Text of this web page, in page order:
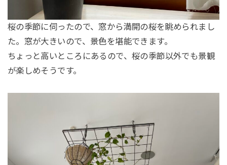
桜の季節に伺ったので、窓から満開の桜を眺められまし
た。窓が大きいので、景色を堪能できます。
ちょっと高いところにあるので、桜の季節以外でも景観
が楽しめそうです。